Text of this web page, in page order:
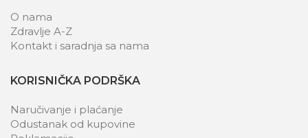
O nama
Zdravlje A-Z
Kontakt i saradnja sa nama
KORISNIČKA PODRŠKA
Naručivanje i plaćanje
Odustanak od kupovine